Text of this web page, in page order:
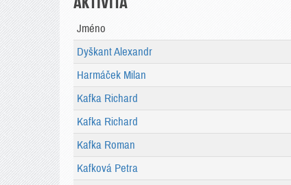
Jméno
Dyškant Alexandr
Harmáček Milan
Kafka Richard
Kafka Richard
Kafka Roman
Kafková Petra